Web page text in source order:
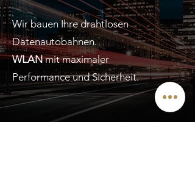
Wir bauen Ihre drahtlosen
Datenautobahnen.
WLANmit maximaler
Performance und Sicherheit.